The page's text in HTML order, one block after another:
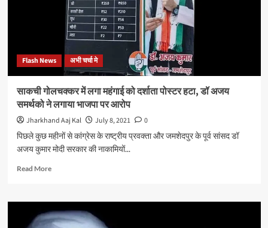
NSUI
शिक्षा
विभाग
अपर
मुख्य
सचिव
को
ज्ञापन
सौंपा
Flash News अभी चर्चा मे
साकची गोलचक्कर में लगा महंगाई को दर्शाता पोस्टर हटा, डॉ अजय
समर्थको ने लगाया भाजपा पर आरोप
Jharkhand Aaj Kal July 8, 2021
0
पिछले कुछ महीनों से कांग्रेस के राष्ट्रीय प्रवक्ता और जमशेदपुर के पूर्व सांसद डॉ
अजय कुमार मोदी सरकार की नाकामियों...
Read MoreRead
साकची
गोलचक्कर
में